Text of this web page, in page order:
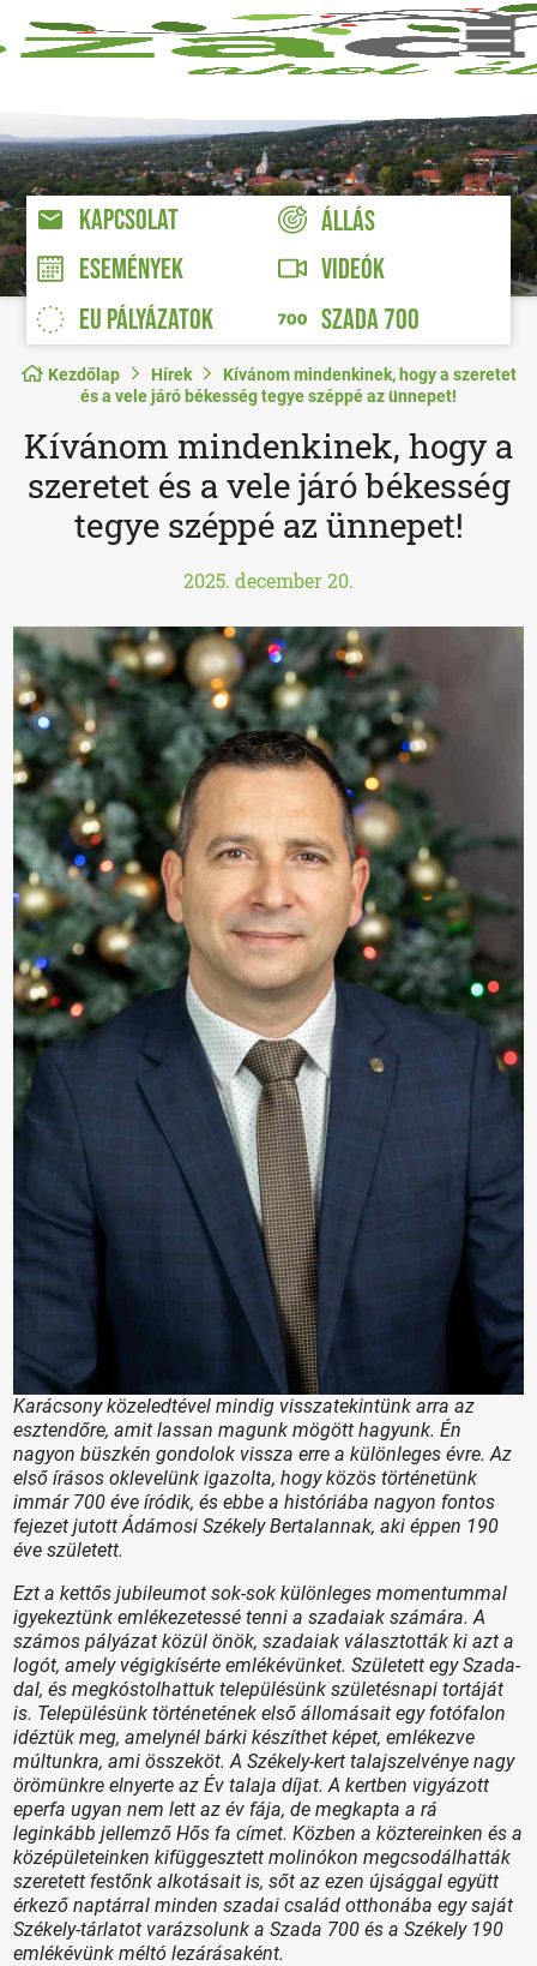
KAPCSOLAT
ÁLLÁS
ESEMÉNYEK
VIDEÓK
EU PÁLYÁZATOK
SZADA 700
Kezdőlap Hírek
Kívánom mindenkinek, hogy a szeretet
és a vele járó békesség tegye széppé az ünnepet!
Kívánom mindenkinek, hogy a
szeretet és a vele járó békesség
tegye széppé az ünnepet!
2025. december 20.
Karácsony közeledtével mindig visszatekintünk arra az
esztendőre, amit lassan magunk mögött hagyunk. Én
nagyon büszkén gondolok vissza erre a különleges évre. Az
első írásos oklevelünk igazolta, hogy közös történetünk
immár 700 éve íródik, és ebbe a históriába nagyon fontos
fejezet jutott Ádámosi Székely Bertalannak, aki éppen 190
éve született.
Ezt a kettős jubileumot sok-sok különleges momentummal
igyekeztünk emlékezetessé tenni a szadaiak számára. A
számos pályázat közül önök, szadaiak választották ki azt a
logót, amely végigkísérte emlékévünket. Született egy Szada-
dal, és megkóstolhattuk településünk születésnapi tortáját
is. Településünk történetének első állomásait egy fotófalon
idéztük meg, amelynél bárki készíthet képet, emlékezve
múltunkra, ami összeköt. A Székely-kert talajszelvénye nagy
örömünkre elnyerte az Év talaja díjat. A kertben vigyázott
eperfa ugyan nem lett az év fája, de megkapta a rá
leginkább jellemző Hős fa címet. Közben a köztereinken és a
középületeinken kifüggesztett molinókon megcsodálhatták
szeretett festőnk alkotásait is, sőt az ezen újsággal együtt
érkező naptárral minden szadai család otthonába egy saját
Székely-tárlatot varázsolunk a Szada 700 és a Székely 190
emlékévünk méltó lezárásaként.